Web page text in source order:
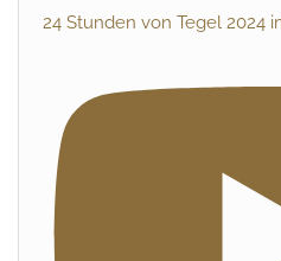
24 Stunden von Tegel 2024